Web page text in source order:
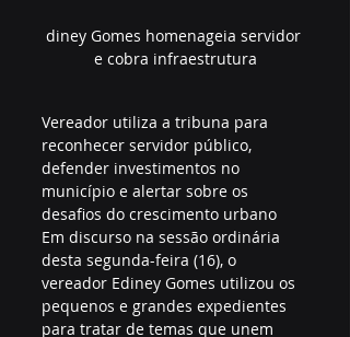
diney Gomes homenageia servidor
e cobra infraestrutura
Vereador utiliza a tribuna para
reconhecer servidor público,
defender investimentos no
município e alertar sobre os
desafios do crescimento urbano
Em discurso na sessão ordinária
desta segunda-feira (16), o
vereador Ediney Gomes utilizou os
pequenos e grandes expedientes
para tratar de temas que unem